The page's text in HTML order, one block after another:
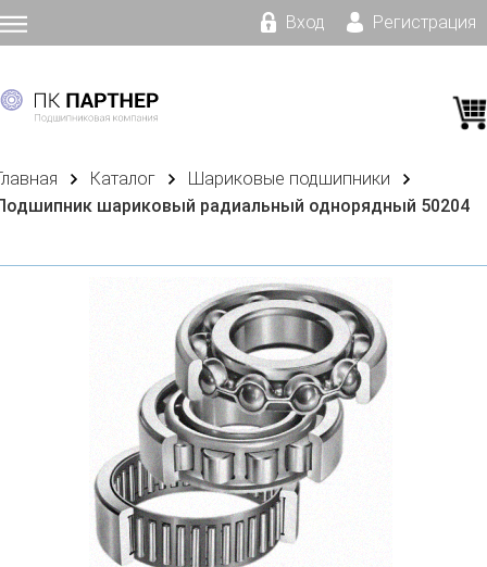
Вход Регистрация
Каталог
Шариковые подшипники
шариковый радиальный однорядный 50204